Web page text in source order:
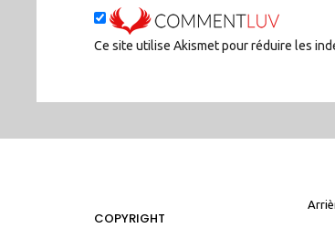
Ce site utilise Akismet pour réduire les
COPYRIGHT